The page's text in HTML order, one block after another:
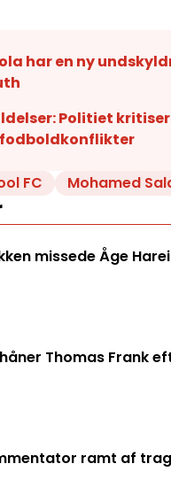
har en ny
Politiet
FC Mohamed
missede Åge
Thomas Frank
ramt af